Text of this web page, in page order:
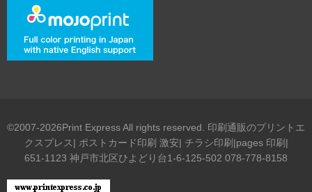
©2007-2026Print Express All rights reserved. 印刷通販のプリントエ
クスプレス| ポストカード印刷 激安| チラシ印刷|pages 印刷|
651-1123 神戸市北区ひよどり台1-6-125-502 078-778-8158